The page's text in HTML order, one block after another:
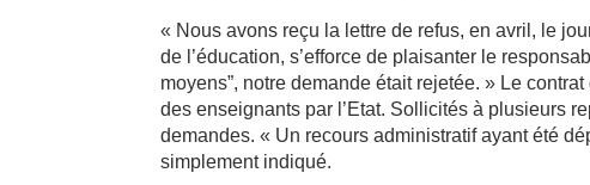
« Nous avons reçu la lettre de refus, en avril, le
de l’éducation, s’efforce de plaisanter le
moyens”, notre demande était rejetée. » Le
des enseignants par l’Etat. Sollicités à plusieurs
demandes. « Un recours administratif ayant été
simplement indiqué.